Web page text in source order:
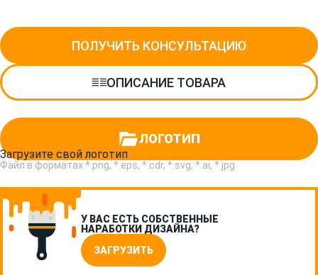
ПОЛУЧИТЬ КОНСУЛЬТАЦИЮ
ОПИСАНИЕ ТОВАРА
ЛОГОТИП
Загрузите свой логотип
Файл в форматах *.png, *.eps, *.cdr, *.svg, *.ai, *.jpg
У ВАС ЕСТЬ СОБСТВЕННЫЕ
НАРАБОТКИ ДИЗАЙНА?
ЗАГРУЗИТЬ